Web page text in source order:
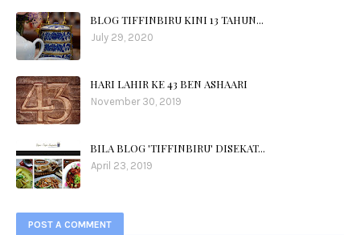
BLOG TIFFINBIRU KINI 13 TAHUN...
July 29, 2020
HARI LAHIR KE 43 BEN ASHAARI
November 30, 2019
BILA BLOG 'TIFFINBIRU' DISEKAT...
April 23, 2019
POST A COMMENT